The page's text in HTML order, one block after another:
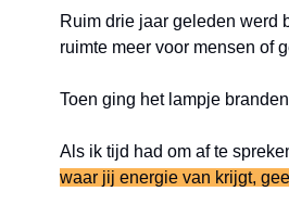
Ruim drie jaar geleden werd
ruimte meer voor mensen of
Toen ging het lampje
Als ik tijd had om af te
waar jij energie van krijgt,